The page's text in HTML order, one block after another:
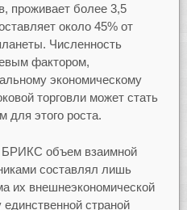
проживает более 3,5
около 45% от
Численность
фактором,
экономическому
торговли может стать
для этого роста.
БРИКС объем взаимной
составлял лишь
их внешнеэкономической
страной